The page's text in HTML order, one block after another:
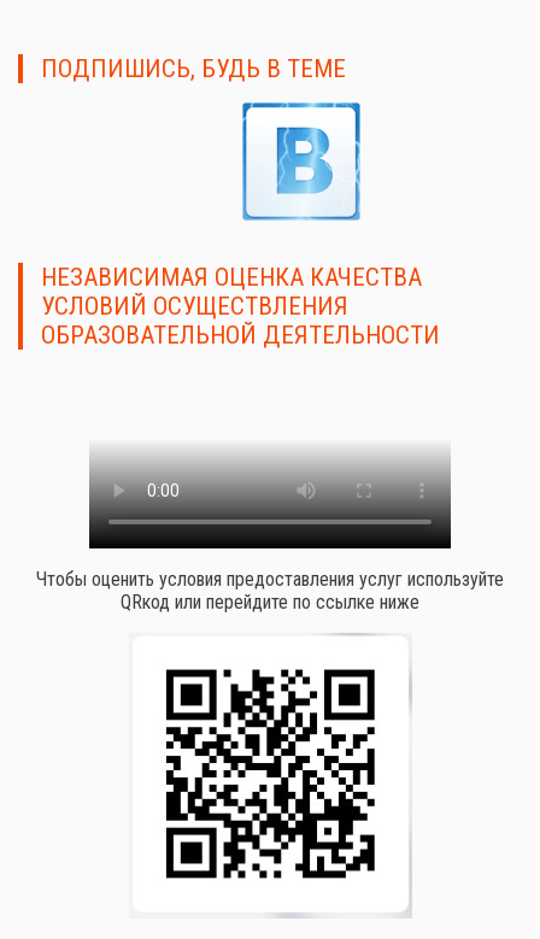
ПОДПИШИСЬ, БУДЬ В ТЕМЕ
НЕЗАВИСИМАЯ ОЦЕНКА КАЧЕСТВА
УСЛОВИЙ ОСУЩЕСТВЛЕНИЯ
ОБРАЗОВАТЕЛЬНОЙ ДЕЯТЕЛЬНОСТИ
Чтобы оценить условия предоставления услуг используйте
QRкод или перейдите по ссылке ниже